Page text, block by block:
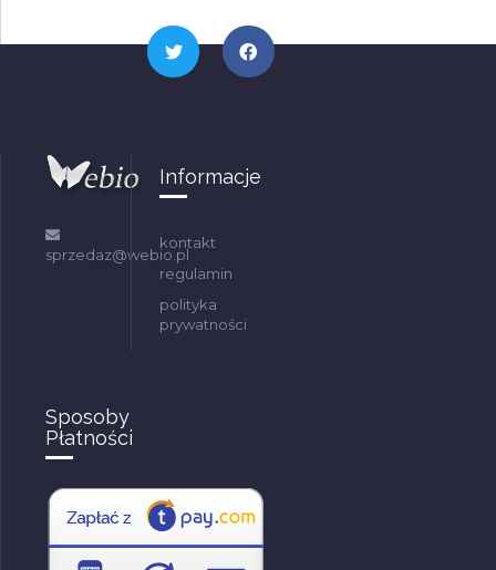
sprzedaz@webio.pl
Informacje
kontakt
regulamin
polityka
prywatności
Sposoby
Płatności